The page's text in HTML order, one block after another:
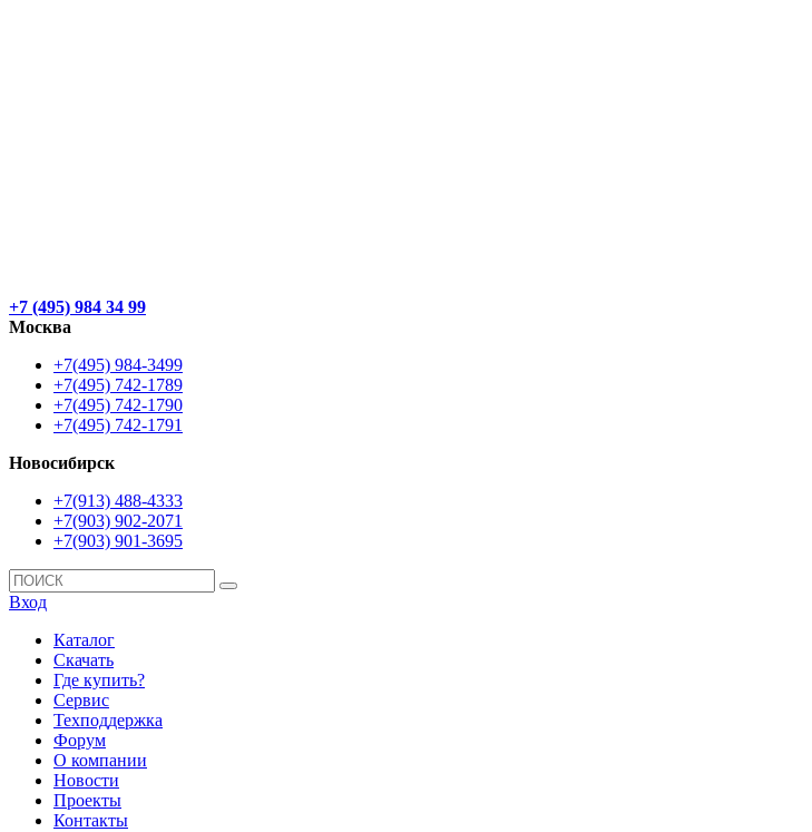
+7 (495) 984 34 99
Москва
+7(495) 984-3499
+7(495) 742-1789
+7(495) 742-1790
+7(495) 742-1791
Новосибирск
+7(913) 488-4333
+7(903) 902-2071
+7(903) 901-3695
Вход
Каталог
Скачать
Где купить?
Сервис
Техподдержка
Форум
О компании
Новости
Проекты
Контакты